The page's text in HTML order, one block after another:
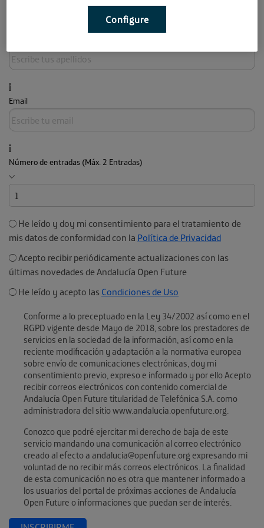
Email
Número de entradas (Máx. 2 Entradas)
He leído y doy mi consentimiento para el tratamiento de
mis datos de conformidad con la Política de Privacidad
Acepto recibir periódicamente actualizaciones con las
últimas novedades de Andalucía Open Future
He leído y acepto las Condiciones de Uso
Conforme a lo preceptuado en la Ley 34/2002 así como en el
RGPD vigente desde Mayo de 2018, sobre los prestadores de
servicios en la sociedad de la información, así como en la
reciente modificación y adaptación a la normativa europea
sobre envío de comunicaciones electrónicas, doy mi
consentimiento previo, expreso e informado y por ello Acepto
recibir correos electrónicos con contenido comercial de
Andalucía Open Future titularidad de Telefónica S.A. como
administradora del sitio www.andalucia.openfuture.org.
Conozco que podré ejercitar mi derecho de baja de este
servicio mandando una comunicación al correo electrónico
creado al efecto a andalucia@openfuture.org expresando mi
voluntad de no recibir más correos electrónicos. La finalidad
de esta comunicación no es otra que mantener informado a
los usuarios del portal de próximas acciones de Andalucía
Open Future o informaciones que puedan ser de interés.
Configure